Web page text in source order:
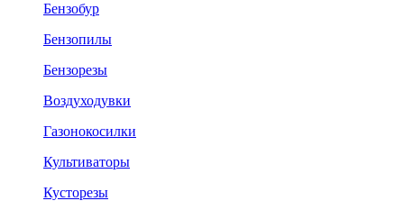
Бензобур
Бензопилы
Бензорезы
Воздуходувки
Газонокосилки
Культиваторы
Кусторезы